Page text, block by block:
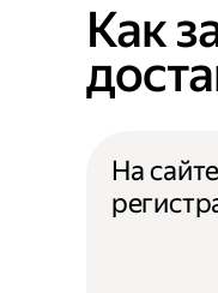
Как
На